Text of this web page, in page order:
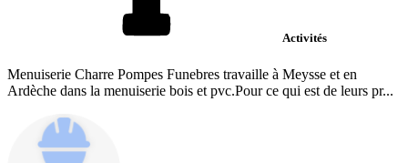
Activités
Menuiserie Charre Pompes Funebres travaille à Meysse et en
Ardèche dans la menuiserie bois et pvc.Pour ce qui est de leurs pr...